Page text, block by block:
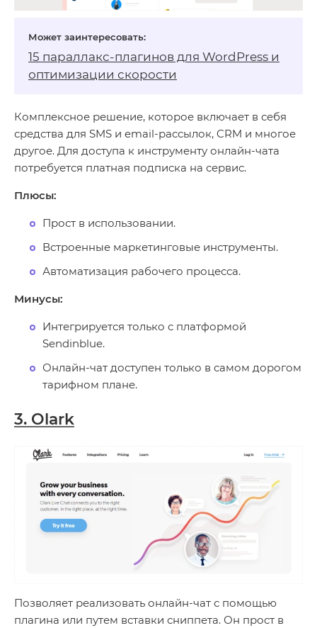
15 параллакс‑плагинов для WordPress и
оптимизации скорости
Комплексное решение, которое включает в себя
средства для SMS и email-рассылок, CRM и многое
другое. Для доступа к инструменту онлайн-чата
потребуется платная подписка на сервис.
Плюсы:
Прост в использовании.
Встроенные маркетинговые инструменты.
Автоматизация рабочего процесса.
Минусы:
Интегрируется только с платформой
Sendinblue.
Онлайн-чат доступен только в самом дорогом
тарифном плане.
3. Olark
Позволяет реализовать онлайн-чат с помощью
плагина или путем вставки сниппета. Он прост в